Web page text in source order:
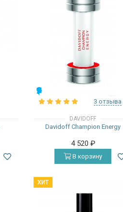
3 отзыва
DAVIDOFF
Davidoff Champion Energy
4 520 ₽
В корзину
ХИТ